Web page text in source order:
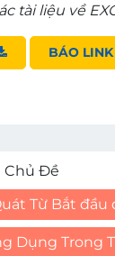
tài liệu về
BÁO
Chủ Đề
Từ Bắt đầu
Dụng Trong